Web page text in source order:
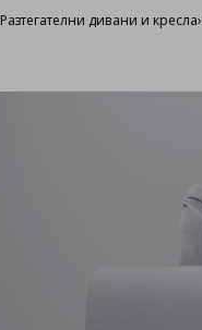
Разтегателни дивани и кресла›